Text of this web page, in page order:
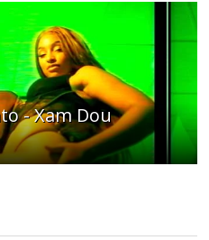
- Xam Dou